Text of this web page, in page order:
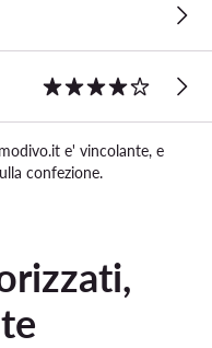
e' vincolante, e
confezione.